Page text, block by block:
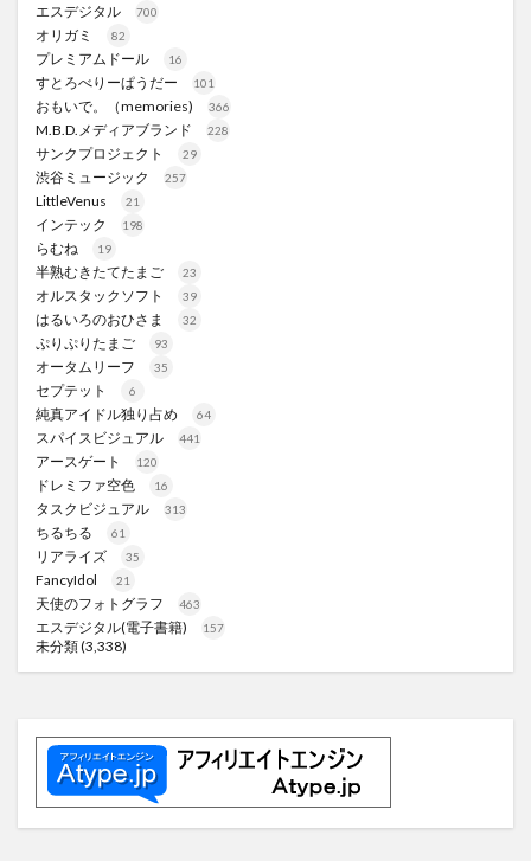
エスデジタル 700
オリガミ 82
プレミアムドール 16
すとろべりーぱうだー 101
おもいで。（memories) 366
M.B.D.メディアブランド 228
サンクプロジェクト 29
渋谷ミュージック 257
LittleVenus 21
インテック 198
らむね 19
半熟むきたてたまご 23
オルスタックソフト 39
はるいろのおひさま 32
ぷりぷりたまご 93
オータムリーフ 35
セプテット 6
純真アイドル独り占め 64
スパイスビジュアル 441
アースゲート 120
ドレミファ空色 16
タスクビジュアル 313
ちるちる 61
リアライズ 35
FancyIdol 21
天使のフォトグラフ 463
エスデジタル(電子書籍) 157
未分類(3,338)